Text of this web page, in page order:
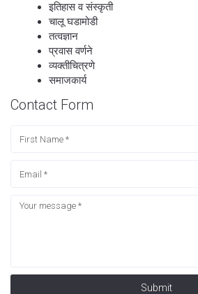
इतिहास व संस्कृती
चालू घडामोडी
तत्वज्ञान
प्रवास वर्णने
व्यक्तीचित्रणे
समाजकार्य
Contact Form
Submit